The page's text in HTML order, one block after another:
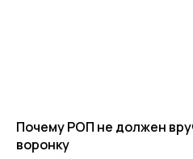
Почему РОП не должен
воронку